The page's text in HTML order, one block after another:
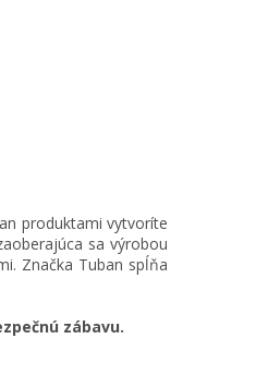
produktami vytvoríte
sa výrobou
Značka Tuban spĺňa
zábavu.